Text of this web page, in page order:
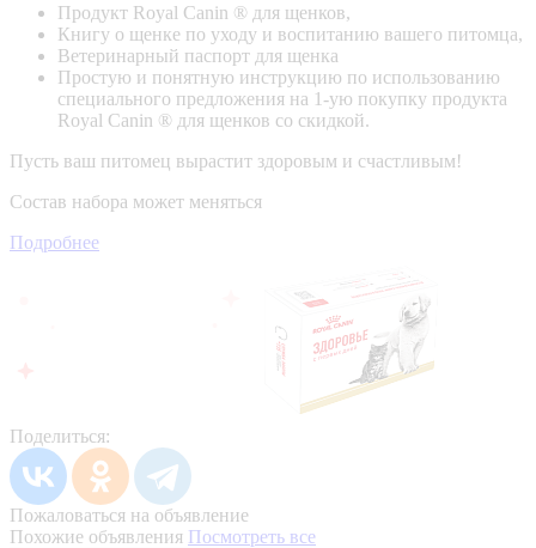
Продукт Royal Canin ® для щенков,
Книгу о щенке по уходу и воспитанию вашего питомца,
Ветеринарный паспорт для щенка
Простую и понятную инструкцию по использованию
специального предложения на 1-ую покупку продукта
Royal Canin ® для щенков со скидкой.
Пусть ваш питомец вырастит здоровым и счастливым!
Состав набора может меняться
Подробнее
Поделиться:
Пожаловаться на объявление
Похожие объявления Посмотреть все